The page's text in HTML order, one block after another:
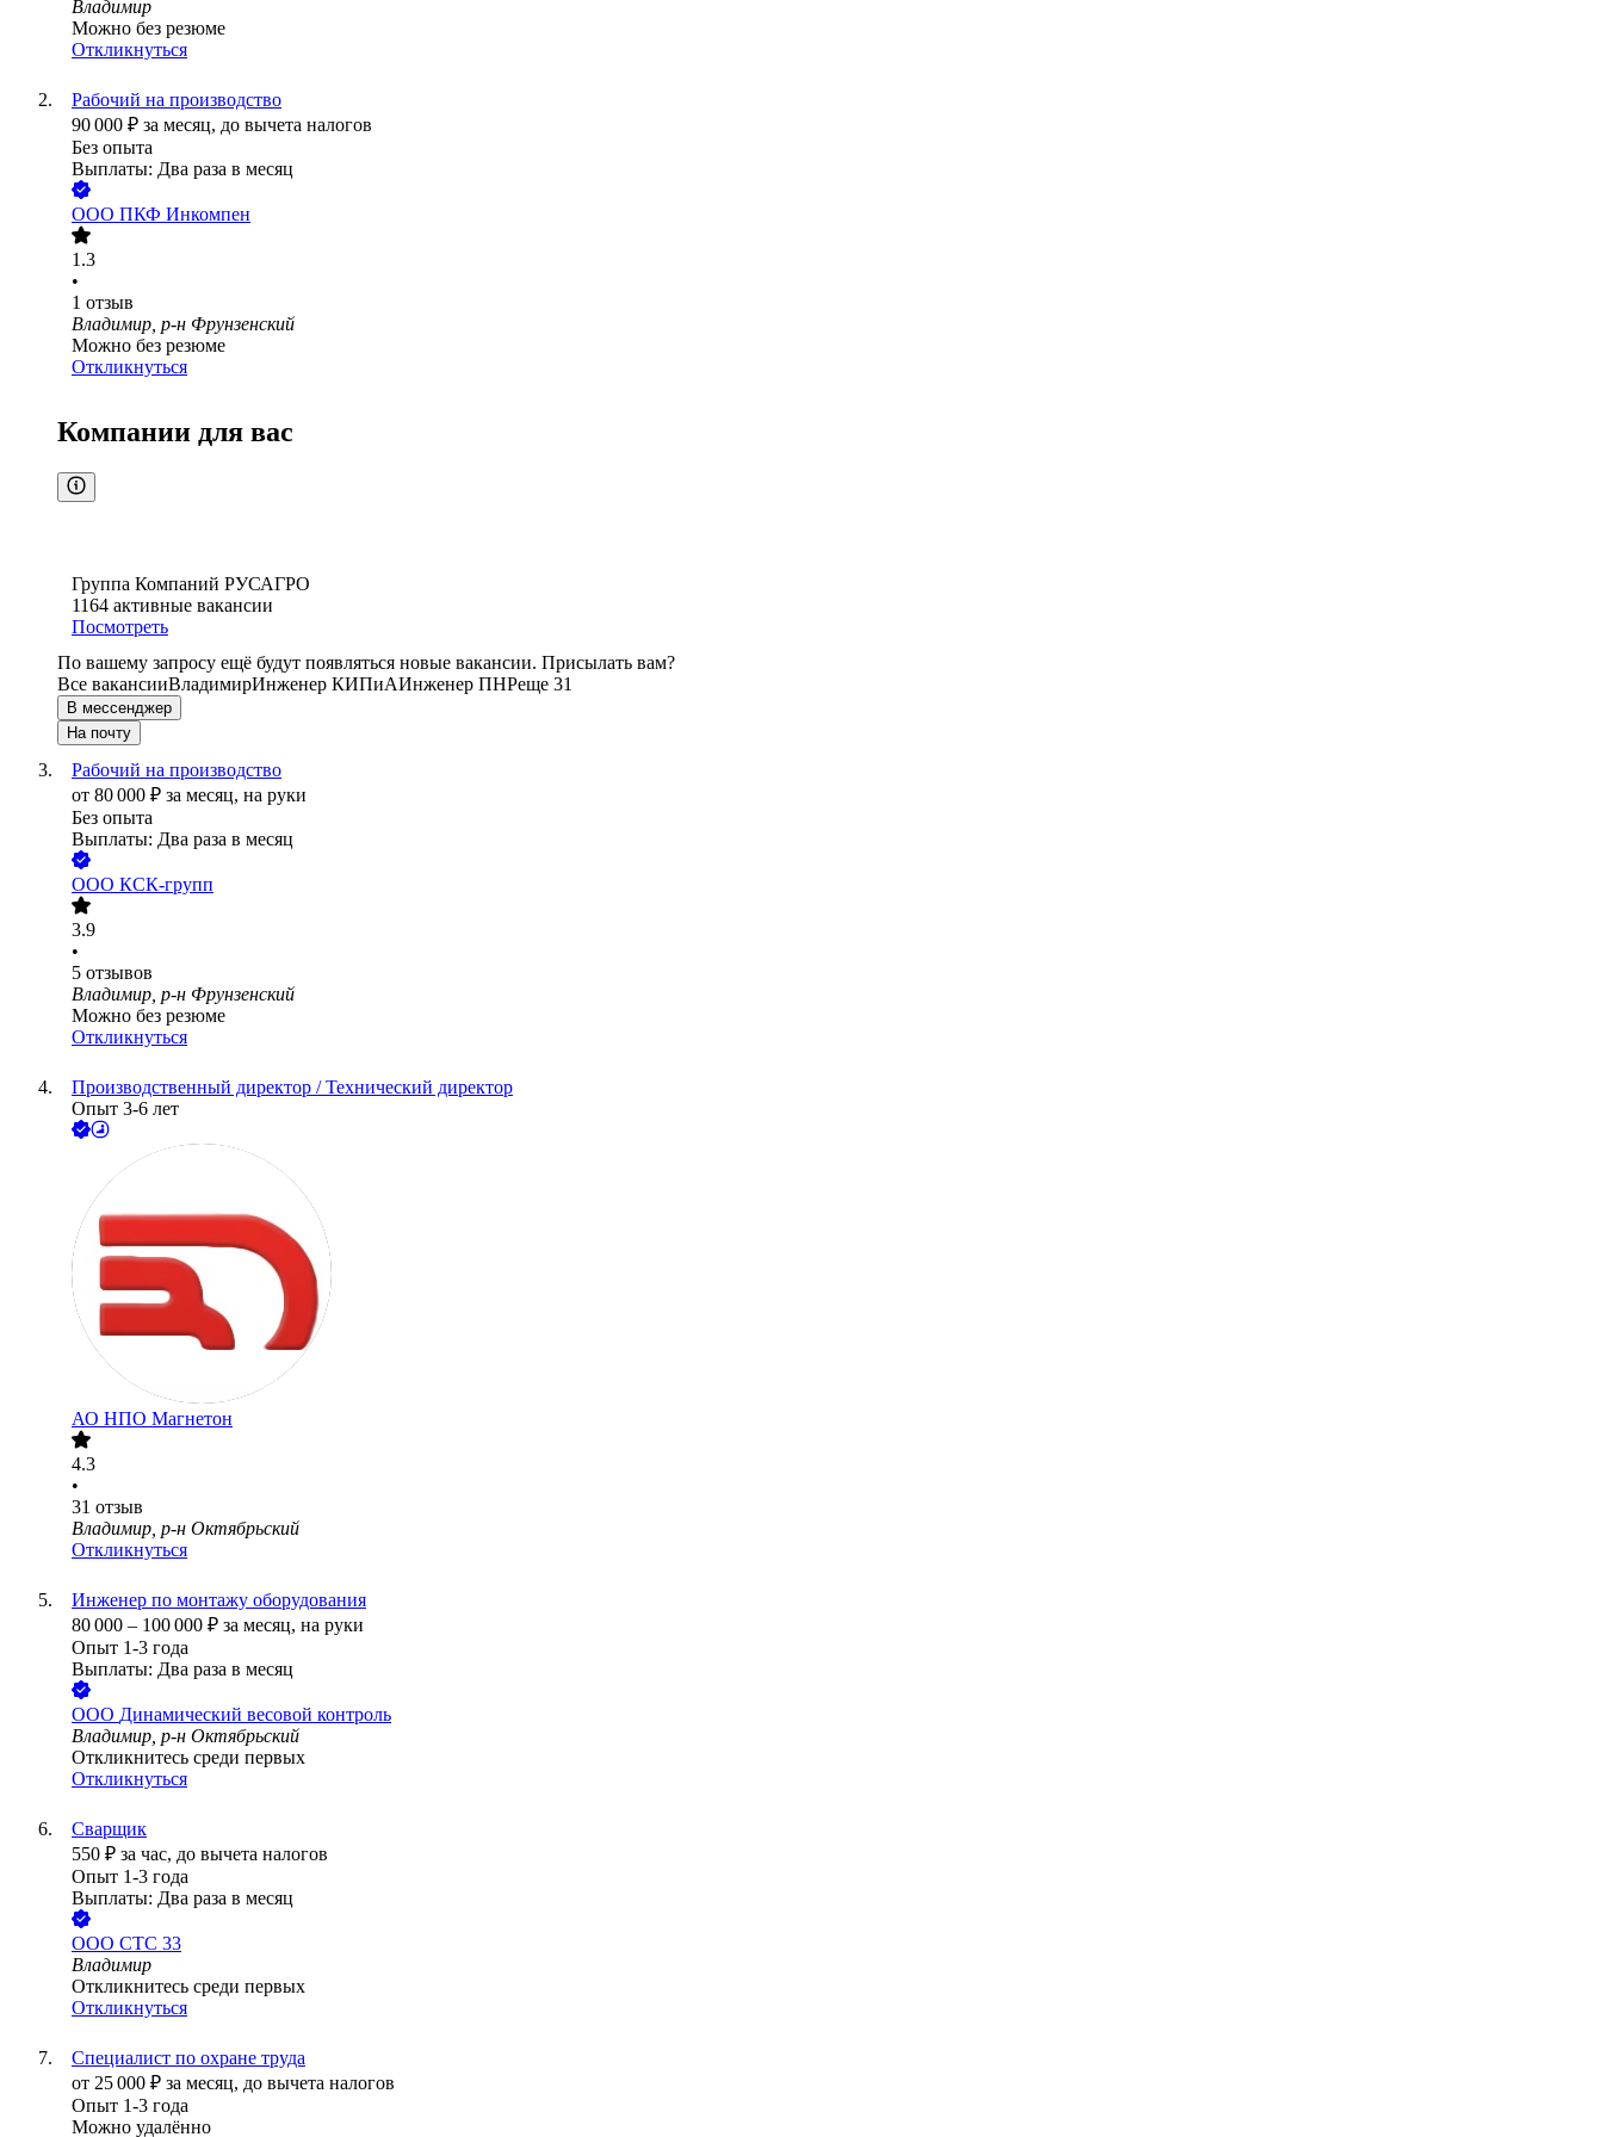
Владимир
Можно без резюме
Откликнуться
Рабочий на производство
90 000 ₽ за месяц, до вычета налогов
Без опыта
Выплаты: Два раза в месяц
ООО ПКФ Инкомпен
1.3
•
1 отзыв
Владимир, р-н Фрунзенский
Можно без резюме
Откликнуться
Компании для вас
Группа Компаний РУСАГРО
1164 активные вакансии
Посмотреть
По вашему запросу ещё будут появляться новые вакансии. Присылать вам?
Все вакансииВладимирИнженер КИПиАИнженер ПНРеще 31
В мессенджер
На почту
Рабочий на производство
от 80 000 ₽ за месяц, на руки
Без опыта
Выплаты: Два раза в месяц
ООО КСК-групп
3.9
•
5 отзывов
Владимир, р-н Фрунзенский
Можно без резюме
Откликнуться
Производственный директор / Технический директор
Опыт 3-6 лет
АО НПО Магнетон
4.3
•
31 отзыв
Владимир, р-н Октябрьский
Откликнуться
Инженер по монтажу оборудования
80 000 – 100 000 ₽ за месяц, на руки
Опыт 1-3 года
Выплаты: Два раза в месяц
ООО Динамический весовой контроль
Владимир, р-н Октябрьский
Откликнитесь среди первых
Откликнуться
Сварщик
550 ₽ за час, до вычета налогов
Опыт 1-3 года
Выплаты: Два раза в месяц
ООО СТС 33
Владимир
Откликнитесь среди первых
Откликнуться
Специалист по охране труда
от 25 000 ₽ за месяц, до вычета налогов
Опыт 1-3 года
Можно удалённо